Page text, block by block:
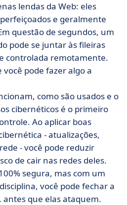
lendas da Web: eles
e geralmente
questão de segundos, um
pode se juntar às fileiras
controlada remotamente.
você pode fazer algo a
como são usados e o
cibernéticos é o primeiro
Ao aplicar boas
- atualizações,
- você pode reduzir
de cair nas redes deles.
segura, mas com um
você pode fechar a
que elas ataquem.